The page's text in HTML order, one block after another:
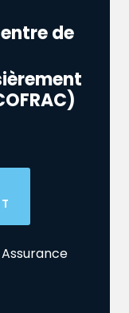
de